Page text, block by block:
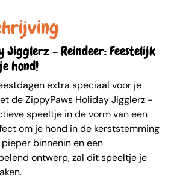
Jigglerz - Reindeer: Feestelijk
hond!
extra speciaal voor je
de ZippyPaws Holiday Jigglerz -
speeltje in de vorm van een
om je hond in de kerststemming
binnenin en een
ontwerp, zal dit speeltje je